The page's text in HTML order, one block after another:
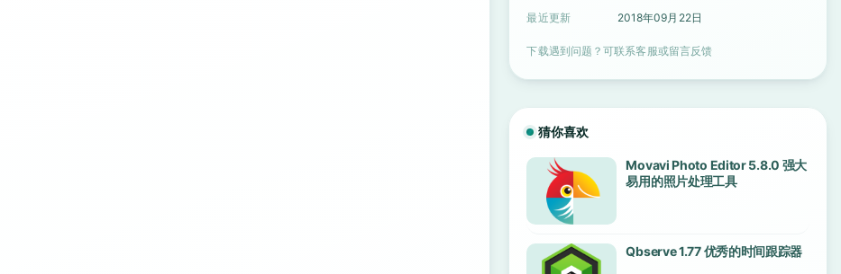
最近更新 2018年09月22日
下载遇到问题？可联系客服或留言反馈
猜你喜欢
Movavi Photo Editor 5.8.0 强大
易用的照片处理工具
Qbserve 1.77 优秀的时间跟踪器